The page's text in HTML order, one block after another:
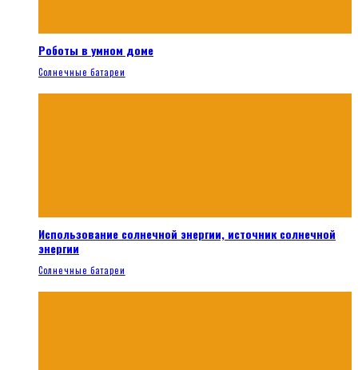
Роботы в умном доме
Солнечные батареи
Использование солнечной энергии, источник солнечной
энергии
Солнечные батареи